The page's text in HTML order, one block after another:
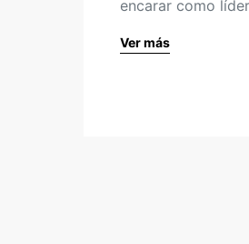
encarar como
Ver más